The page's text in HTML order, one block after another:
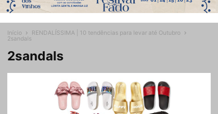
Início
RENDALÍSSIMA | 10 tendências para levar até Outubro
2sandals
2sandals